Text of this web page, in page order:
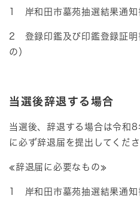
1 岸和田市墓苑抽選結果通知
2 登録印鑑及び印鑑登録証明
の）
当選後辞退する場合
当選後、辞退する場合は令和
に必ず辞退届を提出してくださ
≪辞退届に必要なもの≫
1 岸和田市墓苑抽選結果通知